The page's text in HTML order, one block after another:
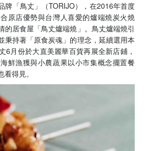
牌「鳥丈」（TORIJO），在2016年首度
原店優勢與台灣人喜愛的爐端燒炭火燒
的居食屋「鳥丈爐端燒」。鳥丈爐端燒引
秉持著「原食炭魂」的理念，延續選用本
6月份於大直美麗華百貨再展全新店鋪，
鮮漁獲與小農蔬果以小市集概念擺置餐
得見。